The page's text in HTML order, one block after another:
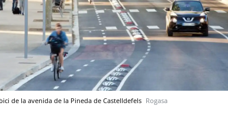
de la avenida de la Pineda de Castelldefels Rogasa